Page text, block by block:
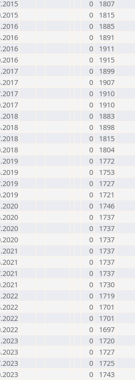
0
1807
0
1815
0
1885
0
1891
0
1911
0
1915
0
1899
0
1907
0
1910
0
1910
0
1883
0
1898
0
1815
0
1804
0
1772
0
1753
0
1727
0
1721
0
1746
0
1737
0
1737
0
1737
0
1737
0
1737
0
1737
0
1730
0
1719
0
1701
0
1701
0
1697
0
1720
0
1727
0
1725
0
1743